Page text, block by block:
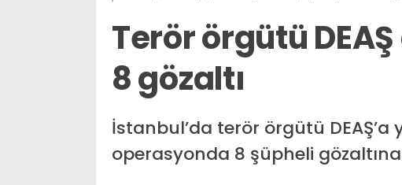
Terör örgütü
8 gözaltı
İstanbul’da terör örgütü DEAŞ’a
operasyonda 8 şüpheli gözaltına